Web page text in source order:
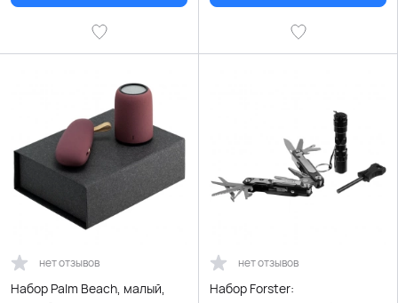
нет отзывов
Набор Palm Beach, малый,
нет отзывов
Набор Forster: